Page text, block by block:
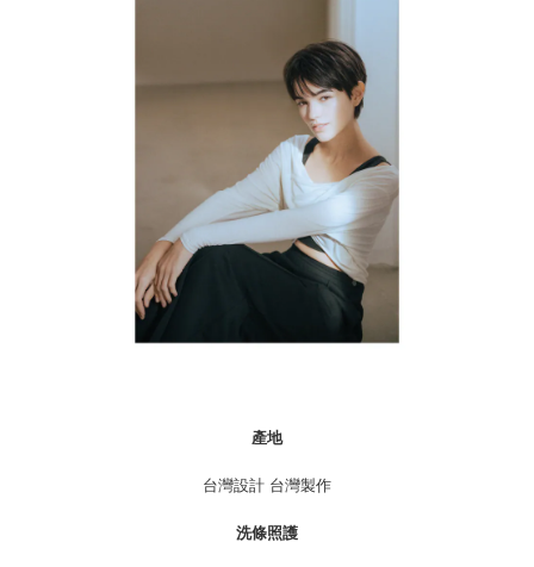
產地
台灣設計 台灣製作
洗條照護